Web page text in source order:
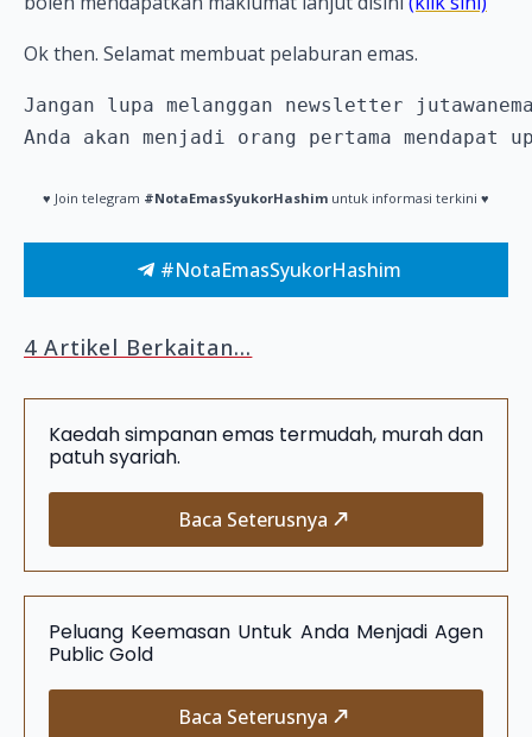
Ok then. Selamat membuat pelaburan emas.
Jangan lupa melanggan newsletter
Anda akan menjadi orang pertama
♥ Join telegram #NotaEmasSyukorHashim untuk informasi terkini ♥
#NotaEmasSyukorHashim
4 Artikel Berkaitan...
Kaedah simpanan emas termudah, murah dan
patuh syariah.
Baca Seterusnya
Peluang Keemasan Untuk Anda Menjadi Agen
Public Gold
Baca Seterusnya